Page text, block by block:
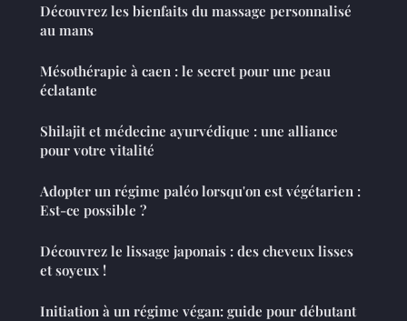
Découvrez les bienfaits du massage personnalisé
au mans
Mésothérapie à caen : le secret pour une peau
éclatante
Shilajit et médecine ayurvédique : une alliance
pour votre vitalité
Adopter un régime paléo lorsqu'on est végétarien :
Est-ce possible ?
Découvrez le lissage japonais : des cheveux lisses
et soyeux !
Initiation à un régime végan: guide pour débutant